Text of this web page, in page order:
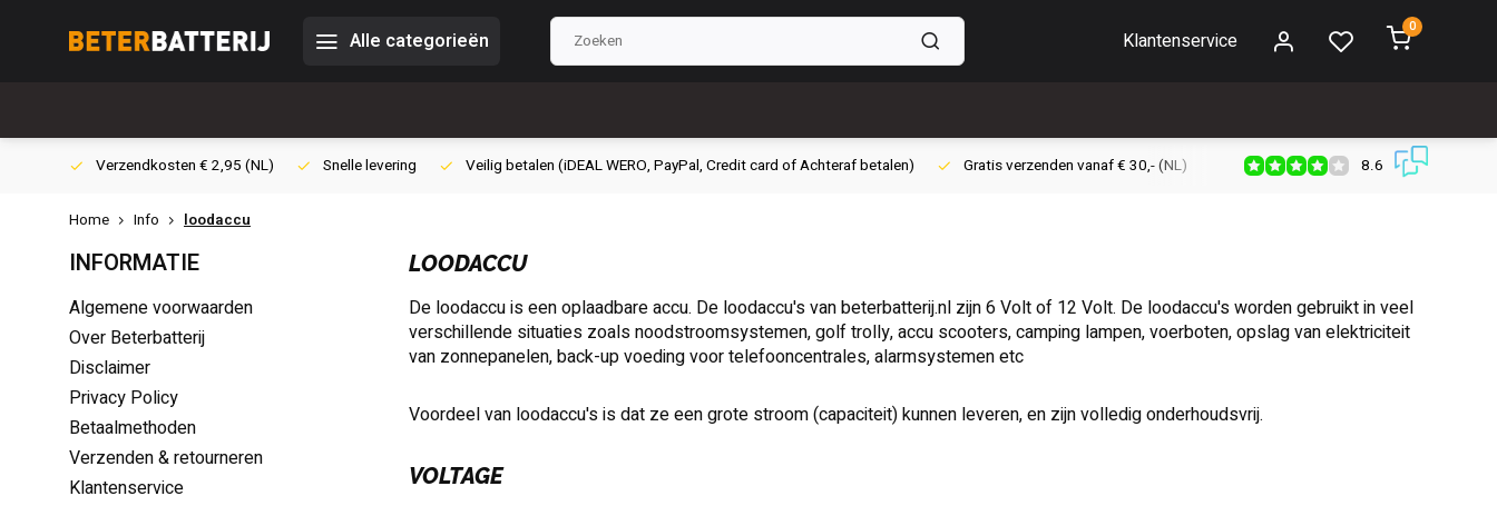
Alle categorieën Klantenservice
0
Verzendkosten € 2,95 (NL) Snelle levering Veilig betalen (iDEAL WERO, PayPal, Credit card of Achteraf betalen) Gratis verzenden vanaf € 30,- (NL) Verzendkosten € 2,95 (NL)
8.6
Home Info loodaccu
INFORMATIE
Algemene voorwaarden
Over Beterbatterij
Disclaimer
Privacy Policy
Betaalmethoden
Verzenden & retourneren
Klantenservice
LOODACCU
De loodaccu is een oplaadbare accu. De loodaccu's van beterbatterij.nl zijn 6 Volt of 12 Volt. De loodaccu's worden gebruikt in veel
verschillende situaties zoals noodstroomsystemen, golf trolly, accu scooters, camping lampen, voerboten, opslag van elektriciteit
van zonnepanelen, back-up voeding voor telefooncentrales, alarmsystemen etc
Voordeel van loodaccu's is dat ze een grote stroom (capaciteit) kunnen leveren, en zijn volledig onderhoudsvrij.
VOLTAGE